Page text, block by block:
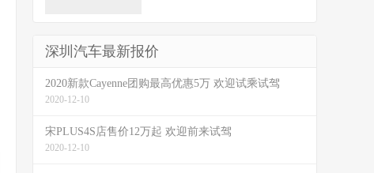
深圳汽车最新报价
2020新款Cayenne团购最高优惠5万 欢迎试乘试驾
2020-12-10
宋PLUS4S店售价12万起 欢迎前来试驾
2020-12-10